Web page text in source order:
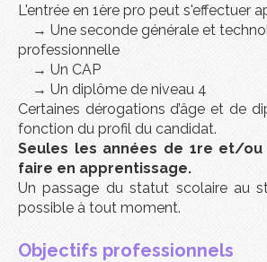
L'entrée en 1ère pro peut s'effectuer
→ Une seconde générale et
professionnelle
→ Un CAP
→ Un diplôme de niveau 4
Certaines dérogations d’âge et de
fonction du profil du candidat.
Seules les années de 1re et/
faire en apprentissage.
Un passage du statut scolaire au
possible à tout moment.
Objectifs professionnels